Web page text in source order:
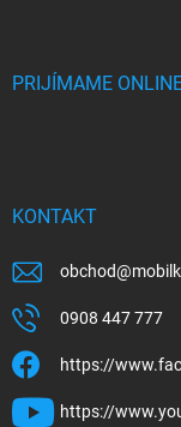
PRIJÍMAME
KONTAKT
obchod@
0908 447 777
https://
https://